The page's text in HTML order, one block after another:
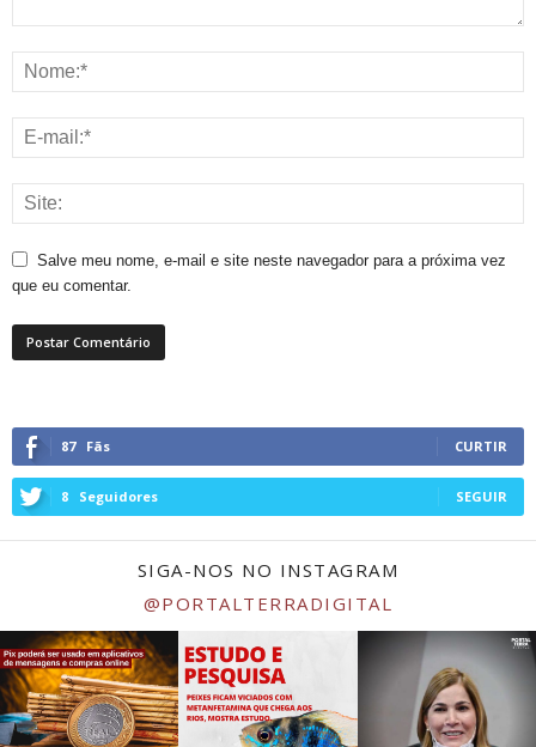
Salve meu nome, e-mail e site neste navegador para a próxima vez
que eu comentar.
87 Fãs CURTIR
8 Seguidores SEGUIR
SIGA-NOS NO INSTAGRAM
@PORTALTERRADIGITAL